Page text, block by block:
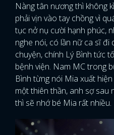
Nàng tân nương thì không
phải vịn vào tay chồng vì
tục nở nụ cười hạnh phúc,
nghe nói, có lần nữ ca sĩ đi
chuyện, chính Lý Bình tức
bệnh viện. Nam MC trong
Bình từng nói Mia xuất
một thiên thần, anh sợ sau
thì sẽ nhớ bé Mia rất nhiều.